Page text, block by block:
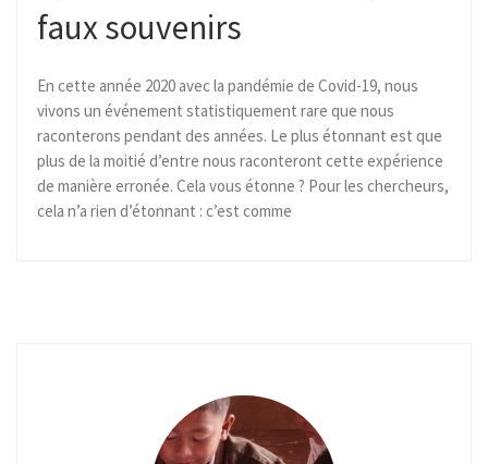
faux souvenirs
En cette année 2020 avec la pandémie de Covid-19, nous
vivons un événement statistiquement rare que nous
raconterons pendant des années. Le plus étonnant est que
plus de la moitié d’entre nous raconteront cette expérience
de manière erronée. Cela vous étonne ? Pour les chercheurs,
cela n’a rien d’étonnant : c’est comme